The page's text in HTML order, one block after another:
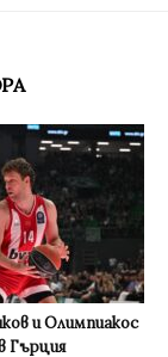
и Олимпиакос
Гърция